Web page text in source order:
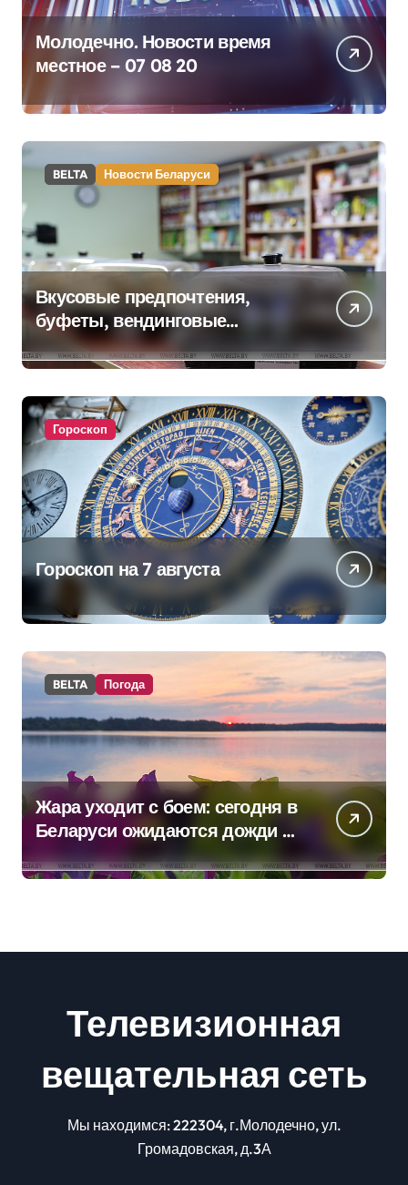
Молодечно. Новости время
местное – 07 08 20
BELTA Новости Беларуси
Вкусовые предпочтения,
буфеты, вендинговые
аппараты. Минобразования об
изменениях в школьном
питании
Гороскоп
Гороскоп на 7 августа
BELTA Погода
Жара уходит с боем: сегодня в
Беларуси ожидаются дожди и
грозы
Телевизионная
вещательная сеть
Мы находимся: 222304, г.Молодечно, ул.
Громадовская, д.3А